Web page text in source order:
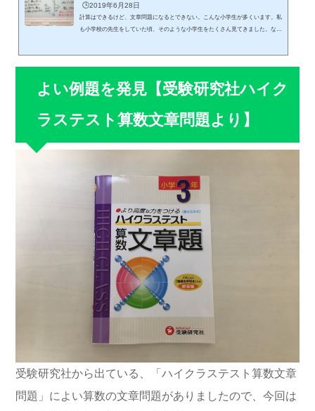
🕒️2019年6月28日
計算はできるけど、文章問題になるとできない。こんな小学生が多くいます。私
も小学校の先生をしていた頃、そのような小学生をたくさん見てきました。な
方法をお伝えします。【文章問題が苦手な理由】小学生は勉強している単...
よい例題を発見【受験研究社ハイク
ラステスト算数文章問題より】
受験研究社から出ている、「ハイクラステスト算数文章
問題」によい算数の文章問題がありましたので、今回は